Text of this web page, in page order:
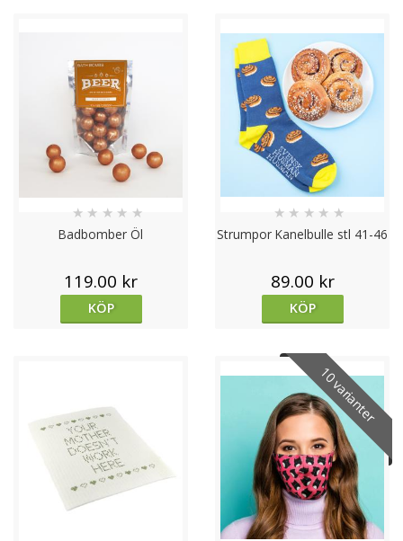
Badbomber Öl
★ ★ ★ ★ ★
119.00 kr
KÖP
Strumpor Kanelbulle stl 41-46
★ ★ ★ ★ ★
89.00 kr
KÖP
10 varianter